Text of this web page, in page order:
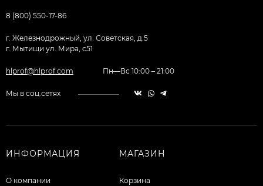
8 (800) 550-17-86
г. Железнодрожный, ул. Советская, д.5
г. Мытищи ул. Мира, с51
hlprof@hlprof.com Пн—Вс 10:00 – 21:00
Мы в соц.сетях
ИНФОРМАЦИЯ
О компании
МАГАЗИН
Корзина